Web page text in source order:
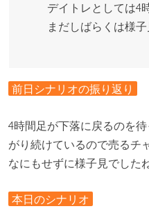
デイトレとしては4
まだしばらくは様子
前日シナリオの振り返り
4時間足が下落に戻るのを
がり続けているので売るチ
なにもせずに様子見でした
本日のシナリオ